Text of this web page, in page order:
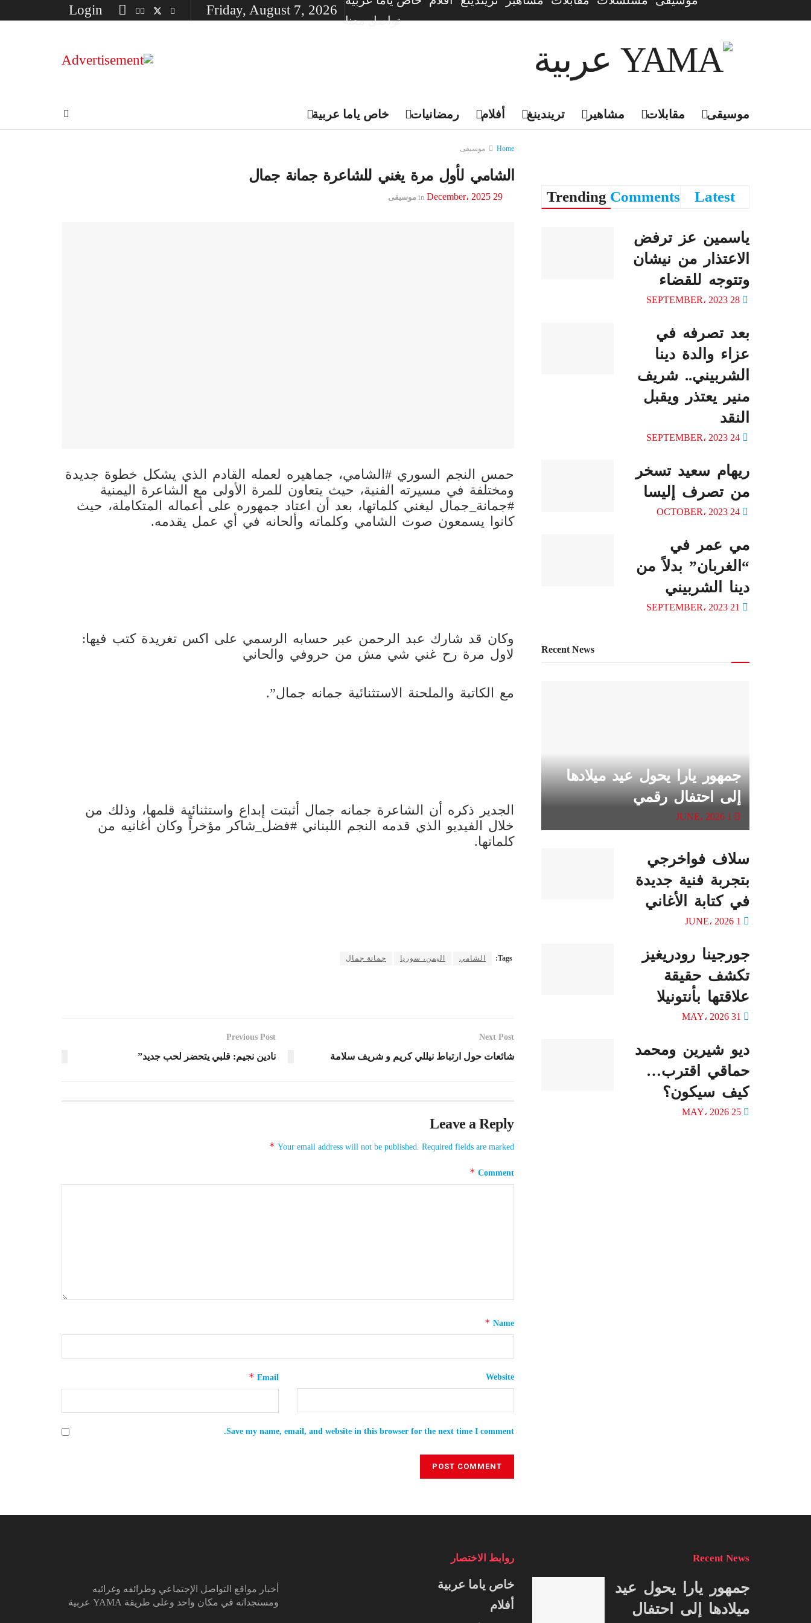
تواصل معنا
Friday, August 7, 2026
خاص ياما عربية رمضانيات أفلام تريندينغ مشاهير مقابلات موسيقى
Home موسيقى
الشامي لأول مرة يغني للشاعرة جمانة جمال
29 December، 2025 in موسيقى
حمس النجم السوري #الشامي، جماهيره لعمله القادم الذي يشكل خطوة جديدة
ومختلفة في مسيرته الفنية، حيث يتعاون للمرة الأولى مع الشاعرة اليمنية
#جمانة_جمال ليغني كلماتها، بعد أن اعتاد جمهوره على أعماله المتكاملة، حيث
كانوا يسمعون صوت الشامي وكلماته وألحانه في أي عمل يقدمه.
وكان قد شارك عبد الرحمن عبر حسابه الرسمي على اكس تغريدة كتب فيها:
‏لاول مرة رح غني شي مش من حروفي والحاني
مع الكاتبة والملحنة الاستثنائية جمانه جمال”.
الجدير ذكره أن الشاعرة جمانه جمال أثبتت إبداع واستثنائية قلمها، وذلك من
خلال الفيديو الذي قدمه النجم اللبناني #فضل_شاكر مؤخراً وكان أغانيه من
كلماتها.
Tags: الشامي اليمن، سوريا جمانة جمال
Previous Post
نادين نجيم: قلبي يتحضر لحب جديد”
Next Post
شائعات حول ارتباط نيللي كريم و شريف سلامة
Leave a Reply
Your email address will not be published. Required fields are marked
*
Comment
*
Name
*
Email
* Website
Save my name, email, and website in this browser for the next time I comment.
Trending Comments Latest
ياسمين عز ترفض
الاعتذار من نيشان
وتتوجه للقضاء
بعد تصرفه في
عزاء والدة دينا
الشربيني.. شريف
منير يعتذر ويقبل
النقد
ريهام سعيد تسخر
من تصرف إليسا
مي عمر في
“الغربان” بدلاً من
دينا الشربيني
Recent News
جمهور يارا يحول عيد ميلادها
إلى احتفال رقمي
سلاف فواخرجي
بتجربة فنية جديدة
في كتابة الأغاني
جورجينا رودريغيز
تكشف حقيقة
علاقتها بأنتونيلا
ديو شيرين ومحمد
حماقي اقترب…
كيف سيكون؟
أخبار مواقع التواصل الإجتماعي وطرائفه وغرائبه
ومستجداته في مكان واحد وعلى طريقة YAMA عربية
روابط الاختصار
خاص ياما عربية
أفلام
Recent News
جمهور يارا يحول عيد
ميلادها إلى احتفال